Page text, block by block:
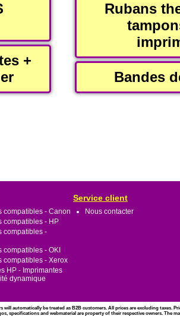
+
Rubans
Bandes
compatibles - Canon
compatibles - HP
compatibles -
compatibles - OKI
compatibles - Xerox
HP - Imprimantes
dynamique
Service client
Nous contacter
automatically be treated as B2B customers. All prices are excluding
specifications and webmaterial are property of their respective owners. The